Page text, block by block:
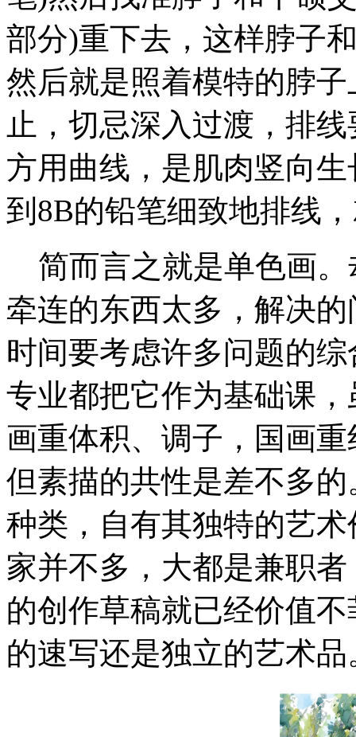
部分)重下去，这样脖子
然后就是照着模特的脖
止，切忌深入过渡，排
方用曲线，是肌肉竖向
到8B的铅笔细致地排线
简而言之就是单色画。
牵连的东西太多，解决
时间要考虑许多问题的
专业都把它作为基础课
画重体积、调子，国画
但素描的共性是差不多
种类，自有其独特的艺
家并不多，大都是兼职
的创作草稿就已经价值
的速写还是独立的艺术品